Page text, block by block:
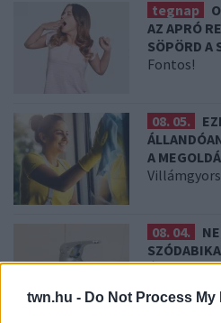
twn.hu - Do Not Process
tegnap
AZ APRÓ
SÖPÖRD A
Fontos!
08. 05.
A
08. 04.
ÚJRA